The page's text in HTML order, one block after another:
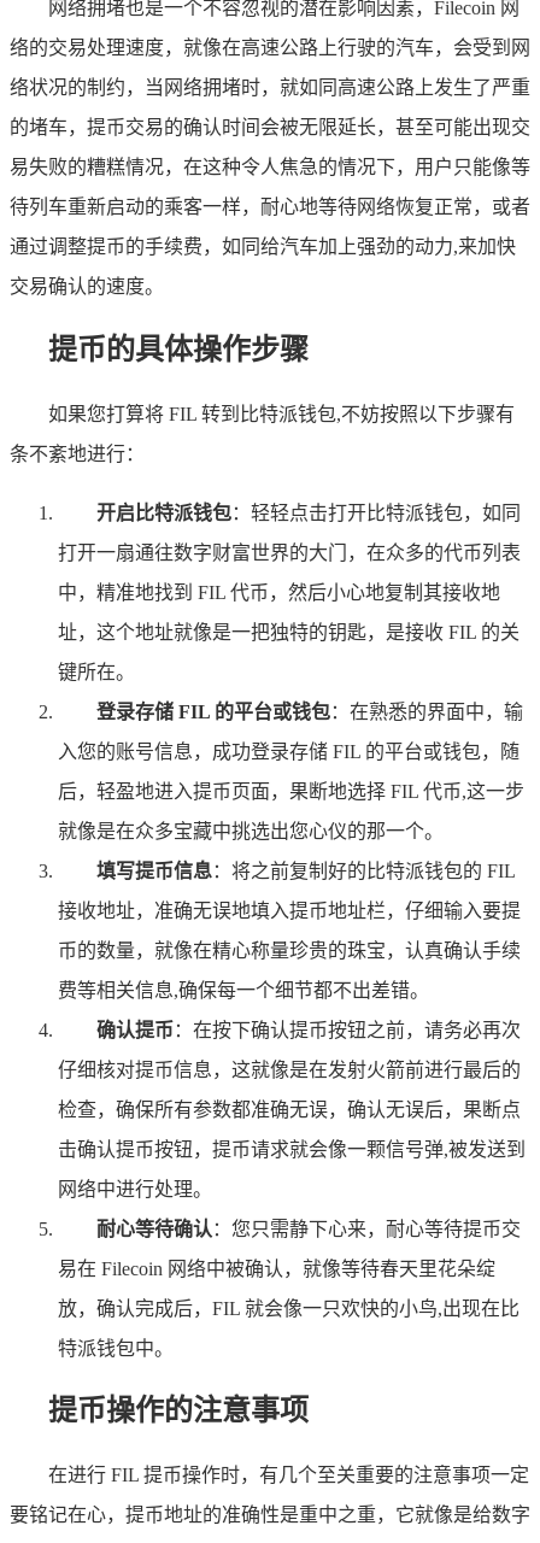
网络拥堵也是一个不容忽视的潜在影响因素，Filecoin 网
络的交易处理速度，就像在高速公路上行驶的汽车，会受到网
络状况的制约，当网络拥堵时，就如同高速公路上发生了严重
的堵车，提币交易的确认时间会被无限延长，甚至可能出现交
易失败的糟糕情况，在这种令人焦急的情况下，用户只能像等
待列车重新启动的乘客一样，耐心地等待网络恢复正常，或者
通过调整提币的手续费，如同给汽车加上强劲的动力,来加快
交易确认的速度。
提币的具体操作步骤
如果您打算将 FIL 转到比特派钱包,不妨按照以下步骤有
条不紊地进行：
开启比特派钱包：轻轻点击打开比特派钱包，如同
打开一扇通往数字财富世界的大门，在众多的代币列表
中，精准地找到 FIL 代币，然后小心地复制其接收地
址，这个地址就像是一把独特的钥匙，是接收 FIL 的关
键所在。
登录存储 FIL 的平台或钱包：在熟悉的界面中，输
入您的账号信息，成功登录存储 FIL 的平台或钱包，随
后，轻盈地进入提币页面，果断地选择 FIL 代币,这一步
就像是在众多宝藏中挑选出您心仪的那一个。
填写提币信息：将之前复制好的比特派钱包的 FIL
接收地址，准确无误地填入提币地址栏，仔细输入要提
币的数量，就像在精心称量珍贵的珠宝，认真确认手续
费等相关信息,确保每一个细节都不出差错。
确认提币 ：在按下确认提币按钮之前，请务必再次
仔细核对提币信息，这就像是在发射火箭前进行最后的
检查，确保所有参数都准确无误，确认无误后，果断点
击确认提币按钮，提币请求就会像一颗信号弹,被发送到
网络中进行处理。
耐心等待确认 ：您只需静下心来，耐心等待提币交
易在 Filecoin 网络中被确认，就像等待春天里花朵绽
放，确认完成后，FIL 就会像一只欢快的小鸟,出现在比
特派钱包中。
提币操作的注意事项
在进行 FIL 提币操作时，有几个至关重要的注意事项一定
要铭记在心，提币地址的准确性是重中之重，它就像是给数字